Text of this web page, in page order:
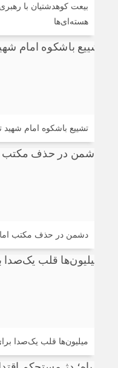
بیعت کوهدشتیان با
هسته‌ای‌ها
تشییع باشکوه امام
دشمن در حذف مکتب امام
میلیون‌ها قلب یک‌صدا